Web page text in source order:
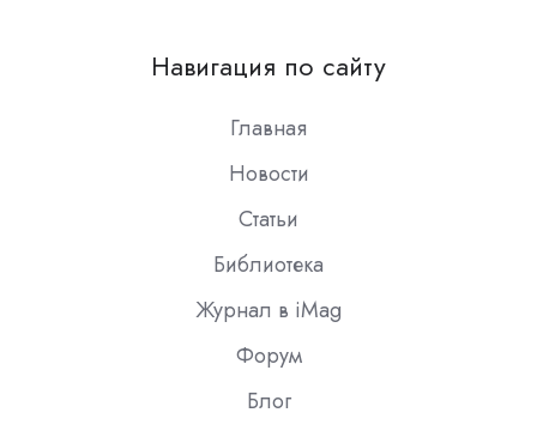
Slack
Навигация по сайту
Главная
Новости
Статьи
Библиотека
Журнал в iMag
Форум
Блог